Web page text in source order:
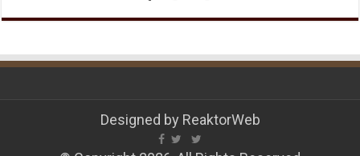
Designed by ReaktorWeb